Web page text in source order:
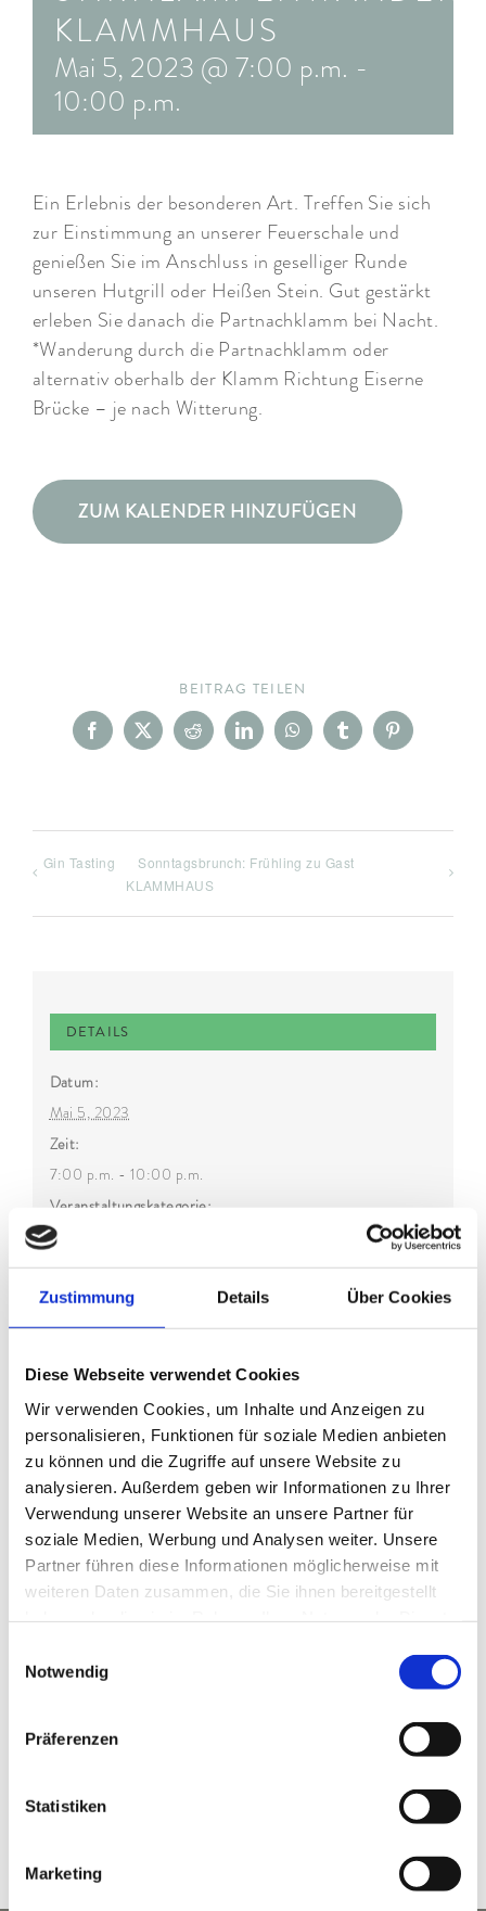
Zustimmung Details Über Cookies
Diese Webseite verwendet Cookies
Wir verwenden Cookies, um Inhalte und Anzeigen zu
personalisieren, Funktionen für soziale Medien anbieten
zu können und die Zugriffe auf unsere Website zu
analysieren. Außerdem geben wir Informationen zu Ihrer
Verwendung unserer Website an unsere Partner für
soziale Medien, Werbung und Analysen weiter. Unsere
Partner führen diese Informationen möglicherweise mit
weiteren Daten zusammen, die Sie ihnen bereitgestellt
Notwendig
Präferenzen
Statistiken
Marketing
ARRANGEMENTS
WISSENSWERTES
KLAMMHAUS
Mai 5, 2023 @ 7:00 p.m. -
10:00 p.m.
Ein Erlebnis der besonderen Art. Treffen Sie sich
zur Einstimmung an unserer Feuerschale und
genießen Sie im Anschluss in geselliger Runde
unseren Hutgrill oder Heißen Stein. Gut gestärkt
erleben Sie danach die Partnachklamm bei Nacht.
*Wanderung durch die Partnachklamm oder
alternativ oberhalb der Klamm Richtung Eiserne
Brücke – je nach Witterung.
ZUM KALENDER HINZUFÜGEN
BEITRAG TEILEN
Facebook
X RedditLinkedInWhatsAppTumblrPinterest
Gin Tasting
Sonntagsbrunch: Frühling zu Gast
KLAMMHAUS
DETAILS
Datum:
Mai 5, 2023
Zeit:
7:00 p.m. - 10:00 p.m.
Veranstaltungskategorie:
Wandern
VERANSTALTUNGSORT
Wildenau 5 (ehem. 3A)
Google Karte anzeigen